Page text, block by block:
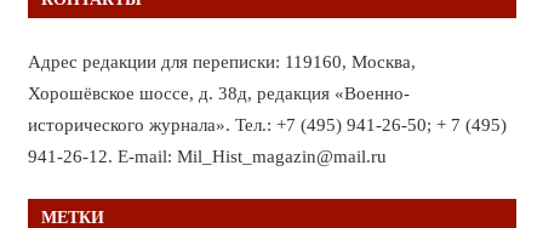
Адрес редакции для переписки: 119160, Москва,
Хорошёвское шоссе, д. 38д, редакция «Военно-
исторического журнала». Тел.: +7 (495) 941-26-50; + 7 (495)
941-26-12. E-mail: Mil_Hist_magazin@mail.ru
МЕТКИ